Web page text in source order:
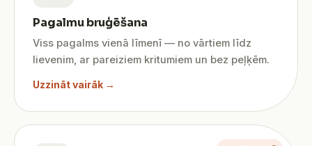
Pagalmu bruģēšana
Viss pagalms vienā līmenī — no vārtiem līdz
lievenim, ar pareiziem kritumiem un bez peļķēm.
Uzzināt vairāk →